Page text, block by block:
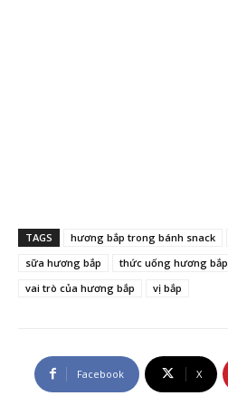
TAGS hương bắp trong bánh snack
sữa hương bắp
thức uống hương bắp
vai trò của hương bắp
vị bắp
Facebook X